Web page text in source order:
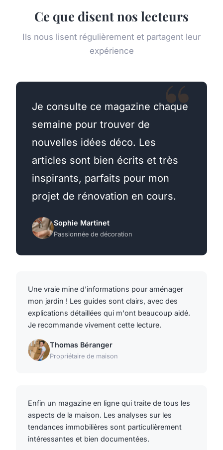
Ce que disent nos lecteurs
Ils nous lisent régulièrement et partagent leur
expérience
Je consulte ce magazine chaque
semaine pour trouver de
nouvelles idées déco. Les
articles sont bien écrits et très
inspirants, parfaits pour mon
projet de rénovation en cours.
Sophie Martinet
Passionnée de décoration
Une vraie mine d'informations pour aménager
mon jardin ! Les guides sont clairs, avec des
explications détaillées qui m'ont beaucoup aidé.
Je recommande vivement cette lecture.
Thomas Béranger
Propriétaire de maison
Enfin un magazine en ligne qui traite de tous les
aspects de la maison. Les analyses sur les
tendances immobilières sont particulièrement
intéressantes et bien documentées.